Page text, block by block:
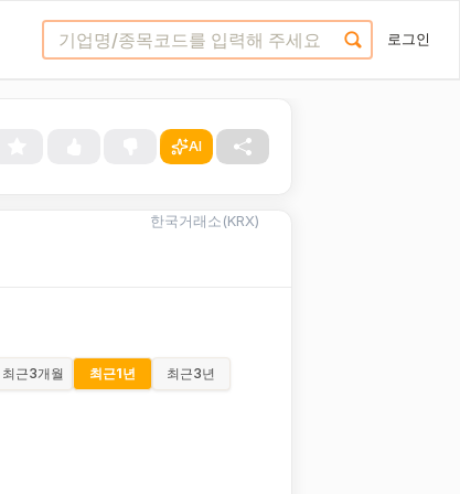
로그인
AI
한국거래소(KRX)
최근3개월 최근1년 최근3년